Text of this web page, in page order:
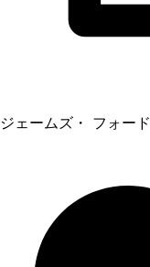
ジェームズ・ フォード